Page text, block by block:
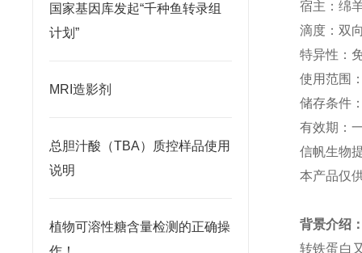
国家基因库发起“千种鱼转录组
计划”
MRI造影剂
总胆汁酸（TBA）质控样品使用
说明
植物可溶性糖含量检测的正确操
宿主：绵
滴度：双
特异性：
使用范围
储存条件
有效期：
信帆生物
本产品仅
背景介绍
转铁蛋白